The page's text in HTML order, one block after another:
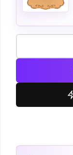
количество
Мопс